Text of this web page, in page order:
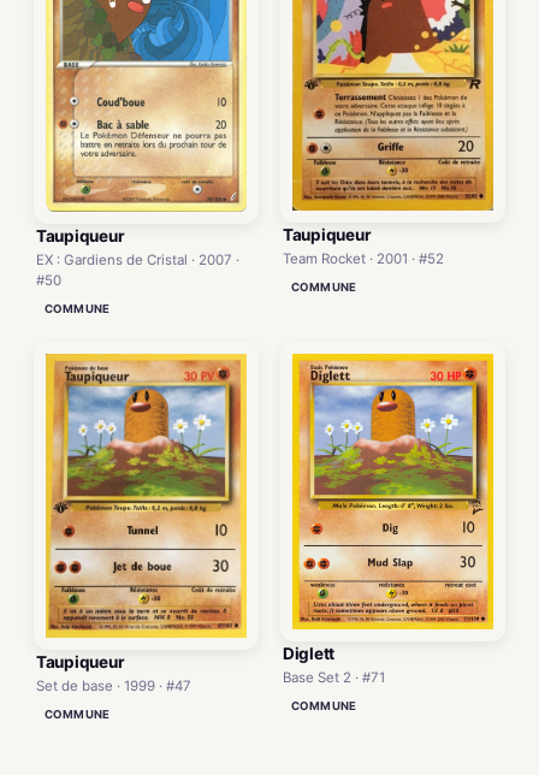
Taupiqueur
EX : Gardiens de Cristal · 2007 ·
#50
COMMUNE
Taupiqueur
Team Rocket · 2001 · #52
COMMUNE
Taupiqueur
Set de base · 1999 · #47
COMMUNE
Diglett
Base Set 2 · #71
COMMUNE